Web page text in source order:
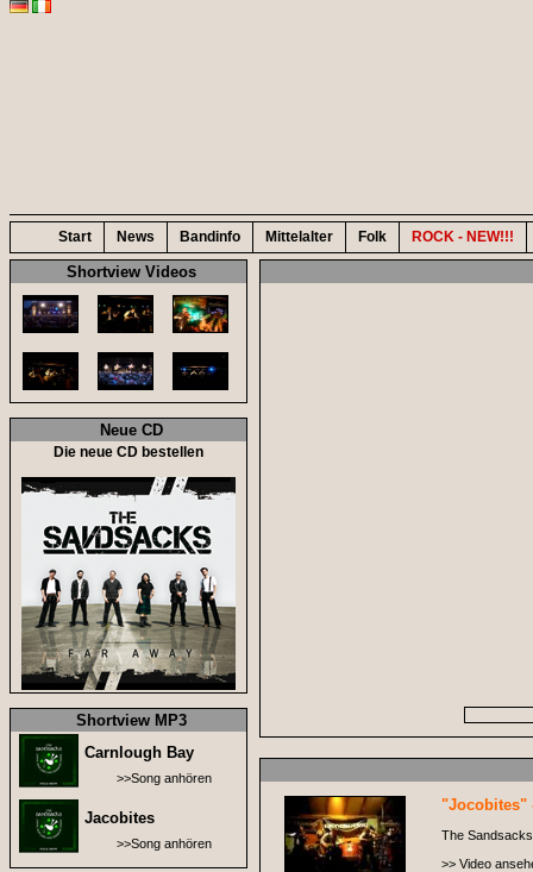
Start News Bandinfo Mittelalter Folk ROCK - NEW!!!
Shortview Videos
Neue CD
Die neue CD bestellen
Shortview MP3
Carnlough Bay
>>Song anhören
Jacobites
>>Song anhören
"Jocobites"
The
>> Video